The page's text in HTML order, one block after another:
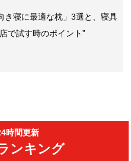
き寝に最適な枕」3選と、寝具
で試す時のポイント”
時間更新
ンキング